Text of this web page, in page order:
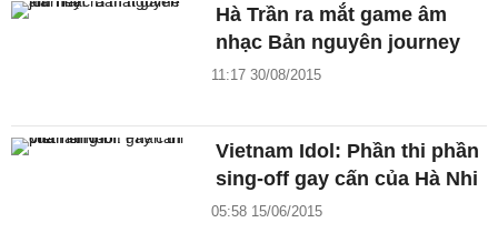
Hà Trần ra mắt game âm
nhạc Bản nguyên journey
11:17 30/08/2015
Vietnam Idol: Phần thi phần
sing-off gay cấn của Hà Nhi
05:58 15/06/2015